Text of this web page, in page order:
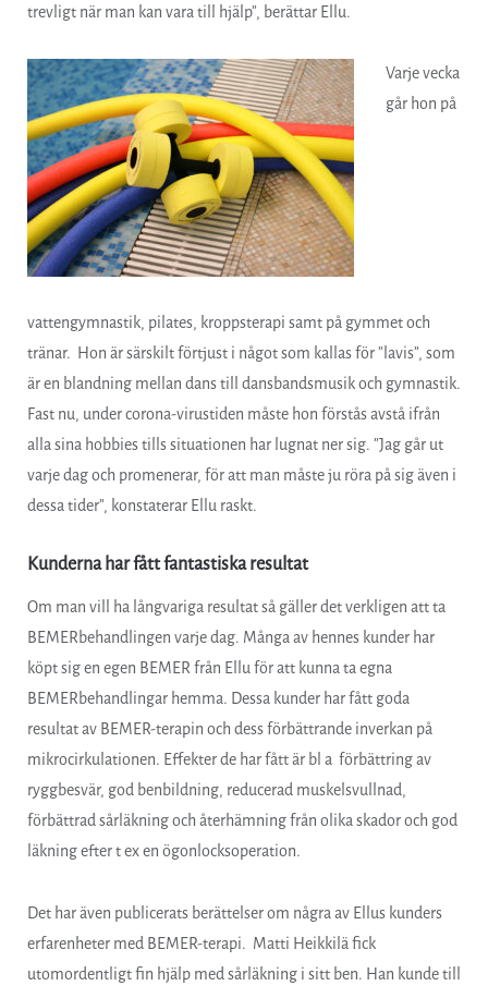
trevligt när man kan vara till hjälp”, berättar Ellu.
Varje vecka
går hon på
vattengymnastik, pilates, kroppsterapi samt på gymmet och
tränar. Hon är särskilt förtjust i något som kallas för ”lavis”, som
är en blandning mellan dans till dansbandsmusik och gymnastik.
Fast nu, under corona-virustiden måste hon förstås avstå ifrån
alla sina hobbies tills situationen har lugnat ner sig. ”Jag går ut
varje dag och promenerar, för att man måste ju röra på sig även i
dessa tider”, konstaterar Ellu raskt.
Kunderna har fått fantastiska resultat
Om man vill ha långvariga resultat så gäller det verkligen att ta
BEMERbehandlingen varje dag. Många av hennes kunder har
köpt sig en egen BEMER från Ellu för att kunna ta egna
BEMERbehandlingar hemma. Dessa kunder har fått goda
resultat av BEMER-terapin och dess förbättrande inverkan på
mikrocirkulationen. Effekter de har fått är bl a förbättring av
ryggbesvär, god benbildning, reducerad muskelsvullnad,
förbättrad sårläkning och återhämning från olika skador och god
läkning efter t ex en ögonlocksoperation.
Det har även publicerats berättelser om några av Ellus kunders
erfarenheter med BEMER-terapi. Matti Heikkilä fick
utomordentligt fin hjälp med sårläkning i sitt ben. Han kunde till